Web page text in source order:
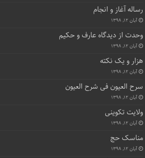
رساله آغاز و انجام
آبان ۱۲, ۱۳۹۸
وحدت از دیدگاه عارف و حکیم
آبان ۱۲, ۱۳۹۸
هزار و یک نکته
آبان ۱۲, ۱۳۹۸
سرح العیون فی شرح العیون
آبان ۱۲, ۱۳۹۸
ولایت تکوینی
آبان ۱۲, ۱۳۹۸
مناسک حج
آبان ۱۲, ۱۳۹۸